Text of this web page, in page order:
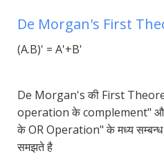
De Morgan's First
(A.B)' = A'+B'
De Morgan's की First
operation के complement"
के OR Operation" के मध्य
समझते है